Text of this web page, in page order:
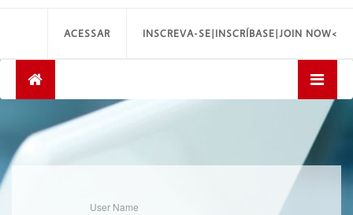
INSCREVA-SE|INSCRÍBASE|JOIN NOW<
ACESSAR